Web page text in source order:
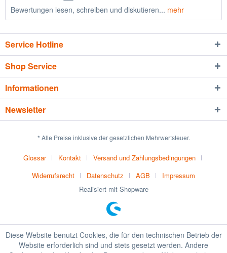
Bewertungen lesen, schreiben und diskutieren... mehr
Service Hotline
Shop Service
Informationen
Newsletter
* Alle Preise inklusive der gesetzlichen Mehrwertsteuer.
Glossar Kontakt
Versand und Zahlungsbedingungen
Widerrufsrecht
Datenschutz AGB
Impressum
Realisiert mit Shopware
Diese Website benutzt Cookies, die für den technischen Betrieb der
Website erforderlich sind und stets gesetzt werden. Andere